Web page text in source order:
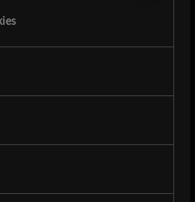
timetable will be released in